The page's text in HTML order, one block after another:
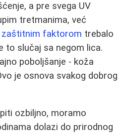
a pre svega UV
tretmanima, već
zaštitnim faktorom trebalo
to slučaj sa negom lica.
poboljšanje - koža
je osnova svakog dobrog
ozbiljno, moramo
dolazi do prirodnog